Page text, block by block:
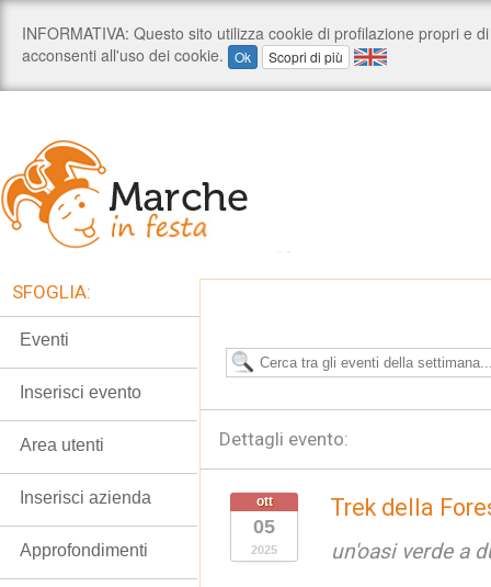
Dettagli evento:
ott
05
2025
Trek della
un'oasi verde a
SFOGLIA:
Eventi
Inserisci evento
Area utenti
Inserisci azienda
Approfondimenti